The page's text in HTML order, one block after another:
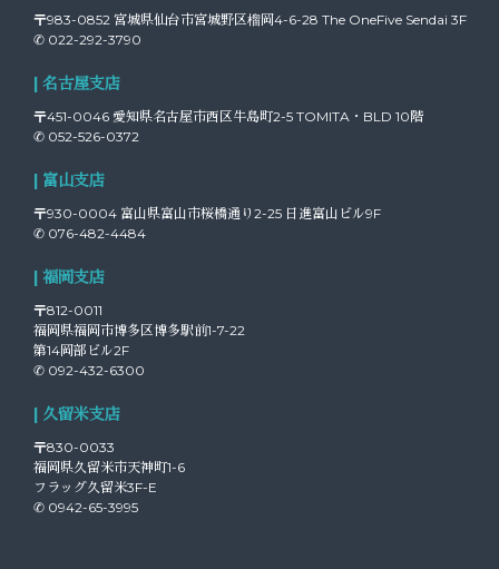
〒983-0852 宮城県仙台市宮城野区榴岡4-6-28 The OneFive Sendai 3F
✆ 022-292-3790
| 名古屋支店
〒451-0046 愛知県名古屋市西区牛島町2-5 TOMITA・BLD 10階
✆ 052-526-0372
| 富山支店
〒930-0004 富山県富山市桜橋通り2-25 日進富山ビル9F
✆ 076-482-4484
| 福岡支店
〒812-0011
福岡県福岡市博多区博多駅前1-7-22
第14岡部ビル2F
✆ 092-432-6300
| 久留米支店
〒830-0033
福岡県久留米市天神町1-6
フラッグ久留米3F-E
✆ 0942-65-3995